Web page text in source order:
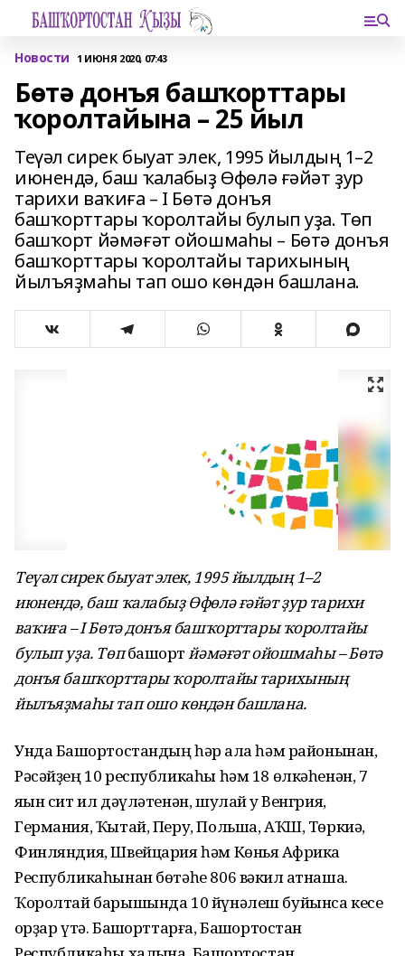
Новости 1 ИЮНЯ 2020, 07:43
Бөтә донъя башҡорттары
ҡоролтайына – 25 йыл
Теүәл сирек быуат элек, 1995 йылдың 1–2
июнендә, баш ҡалабыҙ Өфөлә ғәйәт ҙур
тарихи ваҡиға – I Бөтә донъя
башҡорттары ҡоролтайы булып уҙа. Төп
башҡорт йәмәғәт ойошмаһы – Бөтә донъя
башҡорттары ҡоролтайы тарихының
йылъяҙмаһы тап ошо көндән башлана.
Теүәл сирек быуат элек, 1995 йылдың 1–2
июнендә, баш ҡалабыҙ Өфөлә ғәйәт ҙур тарихи
ваҡиға – I Бөтә донъя башҡорттары ҡоролтайы
булып уҙа. Төпбашҡортйәмәғәт ойошмаһы – Бөтә
донъя башҡорттары ҡоролтайы тарихының
йылъяҙмаһы тап ошо көндән башлана.
Унда Башҡортостандың һәр ҡала һәм районынан,
Рәсәйҙең 10 республикаһы һәм 18 өлкәһенән, 7
яҡын сит ил дәүләтенән, шулай уҡ Венгрия,
Германия, Ҡытай, Перу, Польша, АҠШ, Төркиә,
Финляндия, Швейцария һәм Көньяҡ Африка
Республикаһынан бөтәһе 806 вәкил ҡатнаша.
Ҡоролтай барышында 10 йүнәлеш буйынса кесе
ҡорҙар үтә. Башҡорттарға, Башҡортостан